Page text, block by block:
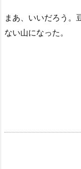
まあ、いいだろう。
ない山になった。